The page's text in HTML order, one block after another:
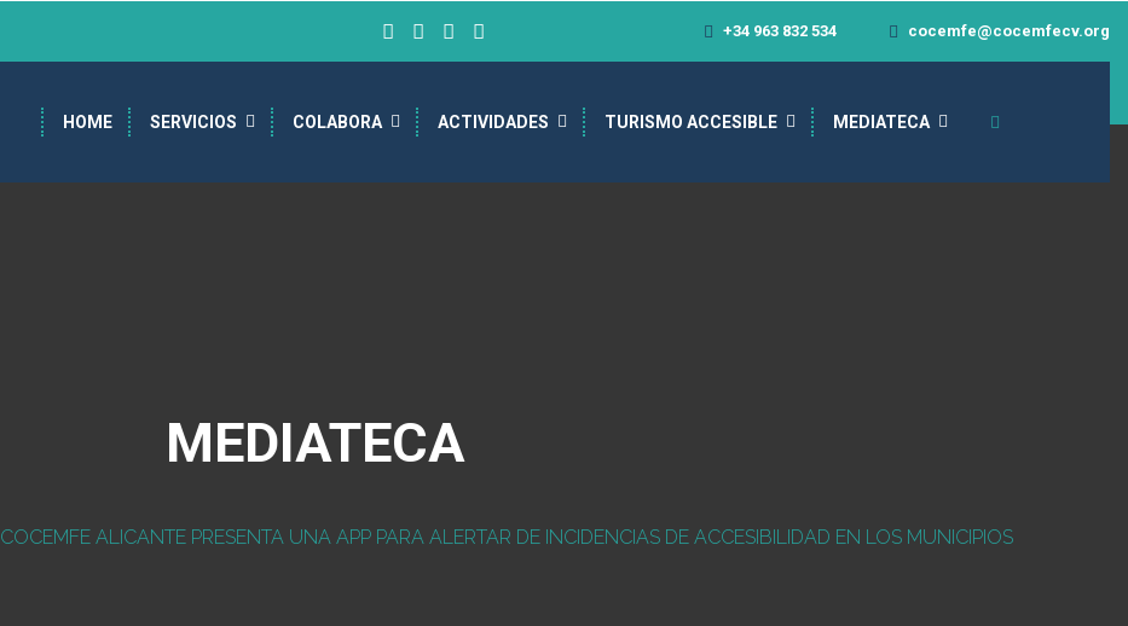
+34 963 832 534 cocemfe@cocemfecv.org
HOME SERVICIOS COLABORA ACTIVIDADES TURISMO ACCESIBLE MEDIATECA
MEDIATECA
COCEMFE ALICANTE PRESENTA UNA APP PARA ALERTAR DE INCIDENCIAS DE ACCESIBILIDAD EN LOS MUNICIPIOS